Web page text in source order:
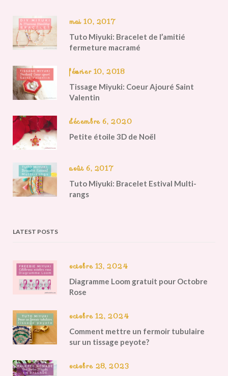
mai 10, 2017
Tuto Miyuki: Bracelet de l’amitié
fermeture macramé
février 10, 2018
Tissage Miyuki: Coeur Ajouré Saint
Valentin
décembre 6, 2020
Petite étoile 3D de Noël
août 6, 2017
Tuto Miyuki: Bracelet Estival Multi-
rangs
LATEST POSTS
octobre 13, 2024
Diagramme Loom gratuit pour Octobre
Rose
octobre 12, 2024
Comment mettre un fermoir tubulaire
sur un tissage peyote?
octobre 28, 2023